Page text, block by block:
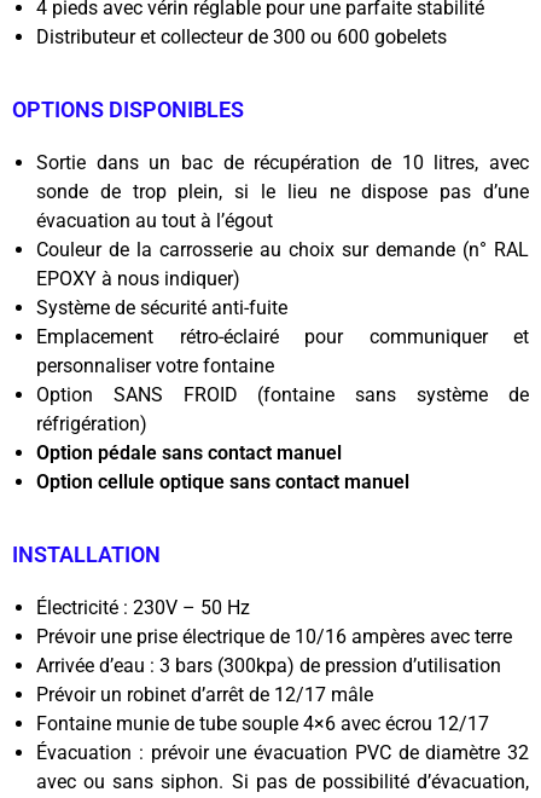
4 pieds avec vérin réglable pour une parfaite stabilité
Distributeur et collecteur de 300 ou 600 gobelets
OPTIONS DISPONIBLES
Sortie dans un bac de récupération de 10 litres, avec
sonde de trop plein, si le lieu ne dispose pas d’une
évacuation au tout à l’égout
Couleur de la carrosserie au choix sur demande (n° RAL
EPOXY à nous indiquer)
Système de sécurité anti-fuite
Emplacement rétro-éclairé pour communiquer et
personnaliser votre fontaine
Option SANS FROID (fontaine sans système de
réfrigération)
Option pédale sans contact manuel
Option cellule optique sans contact manuel
INSTALLATION
Électricité : 230V – 50 Hz
Prévoir une prise électrique de 10/16 ampères avec terre
Arrivée d’eau : 3 bars (300kpa) de pression d’utilisation
Prévoir un robinet d’arrêt de 12/17 mâle
Fontaine munie de tube souple 4×6 avec écrou 12/17
Évacuation : prévoir une évacuation PVC de diamètre 32
avec ou sans siphon. Si pas de possibilité d’évacuation,